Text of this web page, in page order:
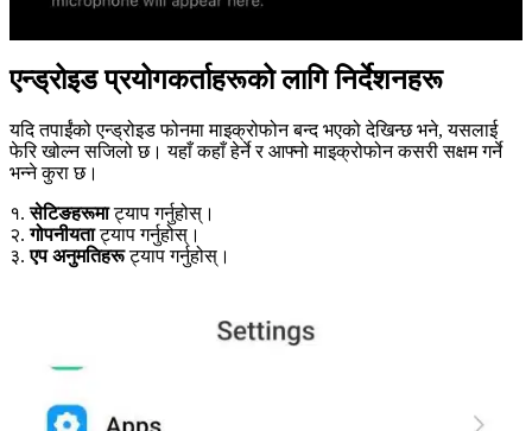
एन्ड्रोइड प्रयोगकर्ताहरूको लागि निर्देशनहरू
यदि तपाईंको एन्ड्रोइड फोनमा माइक्रोफोन बन्द भएको देखिन्छ भने, यसलाई
फेरि खोल्न सजिलो छ। यहाँ कहाँ हेर्ने र आफ्नो माइक्रोफोन कसरी सक्षम गर्ने
भन्ने कुरा छ।
१.सेटिङहरूमाट्याप गर्नुहोस्।
२.गोपनीयताट्याप गर्नुहोस्।
३.एप अनुमतिहरूट्याप गर्नुहोस्।